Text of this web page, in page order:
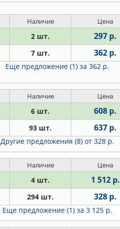
Наличие Цена
2 шт. 297 р.
7 шт. 362 р.
Еще предложение (1) за 362 р.
Наличие Цена
6 шт. 608 р.
93 шт. 637 р.
Другие предложения (8) от 328 р.
Наличие Цена
4 шт. 1 512 р.
294 шт. 328 р.
Еще предложение (1) за 3 125 р.